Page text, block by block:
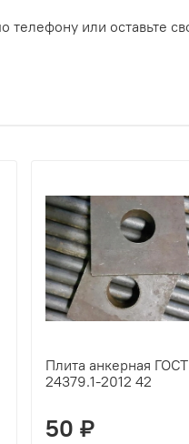
телефону или оставьте
Плита анкерная ГОСТ
24379.1-2012 42
50 ₽